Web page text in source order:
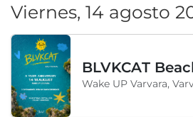
Viernes, 14 agosto